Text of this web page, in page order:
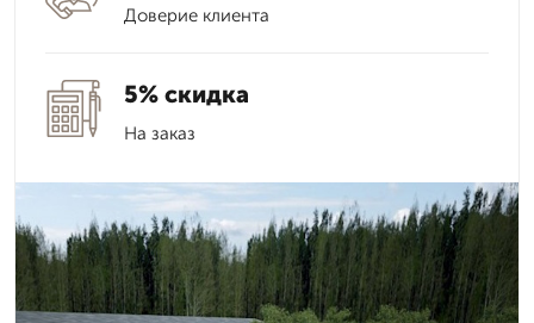
Доверие клиента
5% скидка
На заказ